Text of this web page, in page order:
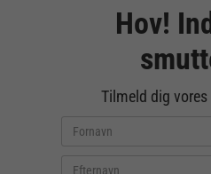
Hov!
Tilmeld dig